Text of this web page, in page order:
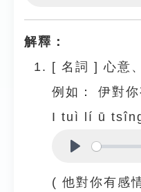
解釋：
[ 名詞 ]心意
例如：
伊對你
I tuì lí ū
( 他對你有感